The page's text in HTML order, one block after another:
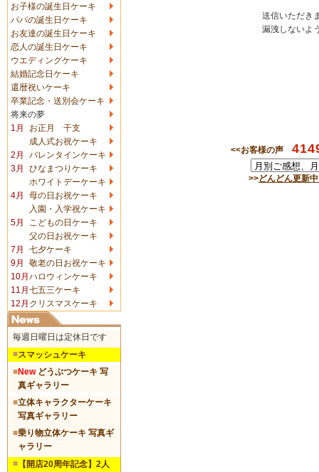
お子様の誕生日ケーキ
パパの誕生日ケーキ
お友達の誕生日ケーキ
恋人の誕生日ケーキ
ウエディングケーキ
結婚記念日ケーキ
還暦祝いケーキ
卒業記念・送別会ケーキ
将来の夢
1月
お正月 干支
成人式お祝ケーキ
2月
バレンタインケーキ
3月
ひなまつりケーキ
ホワイトデーケーキ
4月
母の日お祝ケーキ
入園・入学祝ケーキ
5月
こどもの日ケーキ
父の日お祝ケーキ
7月
七夕ケーキ
9月
敬老の日お祝ケーキ
10月 ハロウィンケーキ
11月 七五三ケーキ
12月 クリスマスケーキ
毎週日曜日は定休日です
■スマッシュケーキ
■Newどうぶつケーキ 写
真ギャラリー
■立体キャラクターケーキ
写真ギャラリー
■乗り物立体ケーキ 写真ギ
ャラリー
■【開店20周年記念】2人
送信いただき
漏洩しないよ
<<お客様の声
>>どんどん更新